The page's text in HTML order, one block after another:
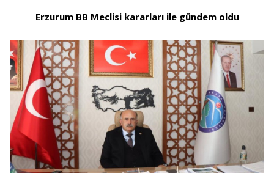
Erzurum BB Meclisi kararları ile gündem oldu